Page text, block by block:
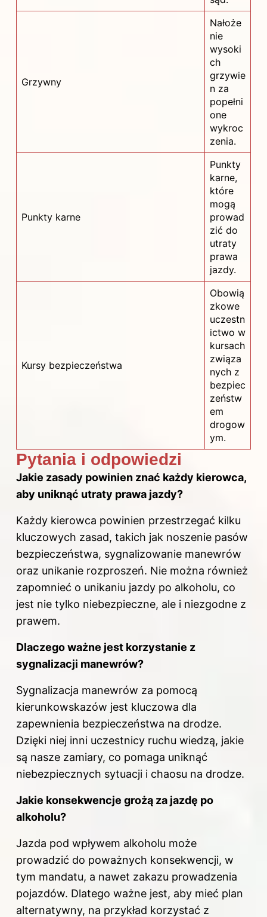
Grzywny
Nałoże
nie
wysoki
ch
grzywie
n za
popełni
one
wykroc
zenia.
Punkty karne
Punkty
karne,
które
mogą
prowad
zić do
utraty
prawa
jazdy.
Kursy bezpieczeństwa
Obowią
zkowe
uczestn
ictwo w
kursach
związa
nych z
bezpiec
zeństw
em
drogow
ym.
Pytania i odpowiedzi
Jakie zasady powinien znać każdy kierowca,
aby uniknąć utraty prawa jazdy?
Każdy kierowca powinien przestrzegać kilku
kluczowych zasad, takich jak noszenie pasów
bezpieczeństwa, sygnalizowanie manewrów
oraz unikanie rozproszeń. Nie można również
zapomnieć o unikaniu jazdy po alkoholu, co
jest nie tylko niebezpieczne, ale i niezgodne z
prawem.
Dlaczego ważne jest korzystanie z
sygnalizacji manewrów?
Sygnalizacja manewrów za pomocą
kierunkowskazów jest kluczowa dla
zapewnienia bezpieczeństwa na drodze.
Dzięki niej inni uczestnicy ruchu wiedzą, jakie
są nasze zamiary, co pomaga uniknąć
niebezpiecznych sytuacji i chaosu na drodze.
Jakie konsekwencje grożą za jazdę po
alkoholu?
Jazda pod wpływem alkoholu może
prowadzić do poważnych konsekwencji, w
tym mandatu, a nawet zakazu prowadzenia
pojazdów. Dlatego ważne jest, aby mieć plan
alternatywny, na przykład korzystać z